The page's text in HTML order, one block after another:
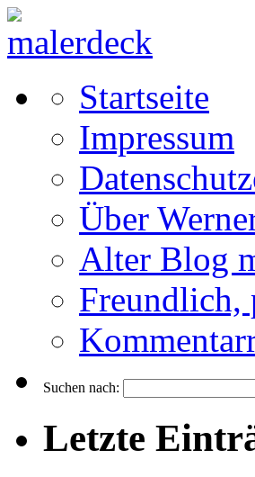
Startseite
Impressum
Über
Alter Blog
Freundlich,
Suchen nach:
Letzte